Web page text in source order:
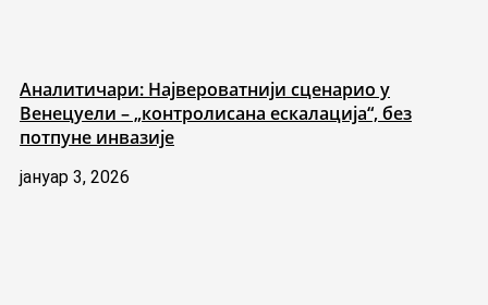
Аналитичари: Највероватнији сценарио у
Венецуели – „контролисана ескалација“, без
потпуне инвазије
јануар 3, 2026